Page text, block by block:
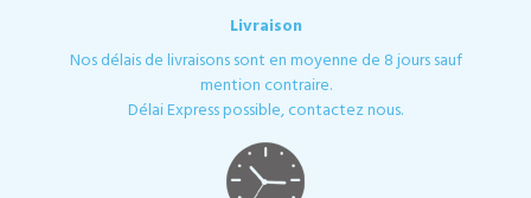
Livraison
Nos délais de livraisons sont en moyenne de 8 jours sauf
mention contraire.
Délai Express possible, contactez nous.